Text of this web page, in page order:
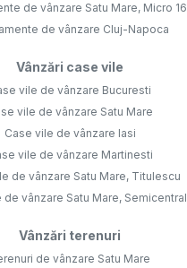
de vânzare Satu Mare, Micro 16
de vânzare Cluj-Napoca
Vânzări case vile
vile de vânzare Bucuresti
vile de vânzare Satu Mare
Case vile de vânzare Iasi
vile de vânzare Martinesti
de vânzare Satu Mare, Titulescu
de vânzare Satu Mare, Semicentral
Vânzări terenuri
de vânzare Satu Mare